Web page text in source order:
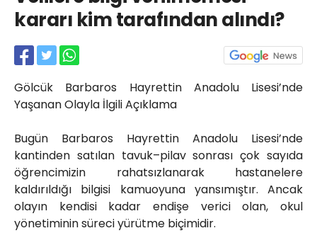
kararı kim tarafından alındı?
Gölcük Barbaros Hayrettin Anadolu Lisesi’nde
Yaşanan Olayla İlgili Açıklama
Bugün Barbaros Hayrettin Anadolu Lisesi’nde
kantinden satılan tavuk–pilav sonrası çok sayıda
öğrencimizin rahatsızlanarak hastanelere
kaldırıldığı bilgisi kamuoyuna yansımıştır. Ancak
olayın kendisi kadar endişe verici olan, okul
yönetiminin süreci yürütme biçimidir.
Yahya Kaptan Mahallesi
Akkavaklar Caddesi No:17/4 İzmit-
kocaelisokak@gmail.com